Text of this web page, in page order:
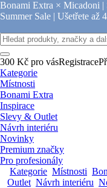
Bonami Extra × Micadoni |
Summer Sale | Ušetřete až
300 Kč pro vásRegistrace
Kategorie
Místnosti
Bonami Extra
Inspirace
Slevy & Outlet
Návrh interiéru
Novinky
Premium značky
Pro profesionály
Kategorie Místnosti
Outlet Návrh interiéru